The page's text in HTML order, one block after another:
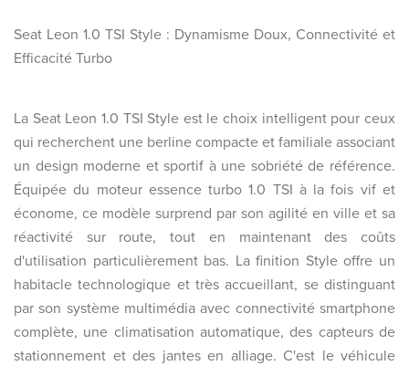
Seat Leon 1.0 TSI Style : Dynamisme Doux, Connectivité et
Efficacité Turbo
La Seat Leon 1.0 TSI Style est le choix intelligent pour ceux
qui recherchent une berline compacte et familiale associant
un design moderne et sportif à une sobriété de référence.
Équipée du moteur essence turbo 1.0 TSI à la fois vif et
économe, ce modèle surprend par son agilité en ville et sa
réactivité sur route, tout en maintenant des coûts
d'utilisation particulièrement bas. La finition Style offre un
habitacle technologique et très accueillant, se distinguant
par son système multimédia avec connectivité smartphone
complète, une climatisation automatique, des capteurs de
stationnement et des jantes en alliage. C'est le véhicule